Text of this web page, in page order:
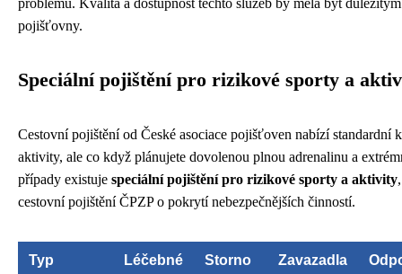
problémů. Kvalita a dostupnost těchto služeb by měla být
pojišťovny.
Speciální pojištění pro rizikové sporty a
Cestovní pojištění od České asociace pojišťoven nabízí standardní
aktivity, ale co když plánujete dovolenou plnou adrenalinu a
případy existuje speciální pojištění pro rizikové sporty a aktivity
cestovní pojištění ČPZP o pokrytí nebezpečnějších činností.
Typ
Léčebné
Storno
Zavazadla